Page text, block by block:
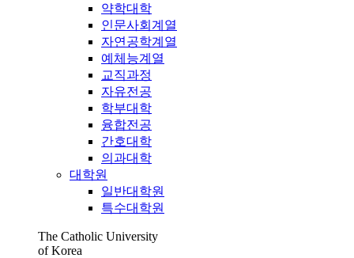
약학대학
인문사회계열
자연공학계열
예체능계열
교직과정
자유전공
학부대학
융합전공
간호대학
의과대학
대학원
일반대학원
특수대학원
The Catholic University
of Korea